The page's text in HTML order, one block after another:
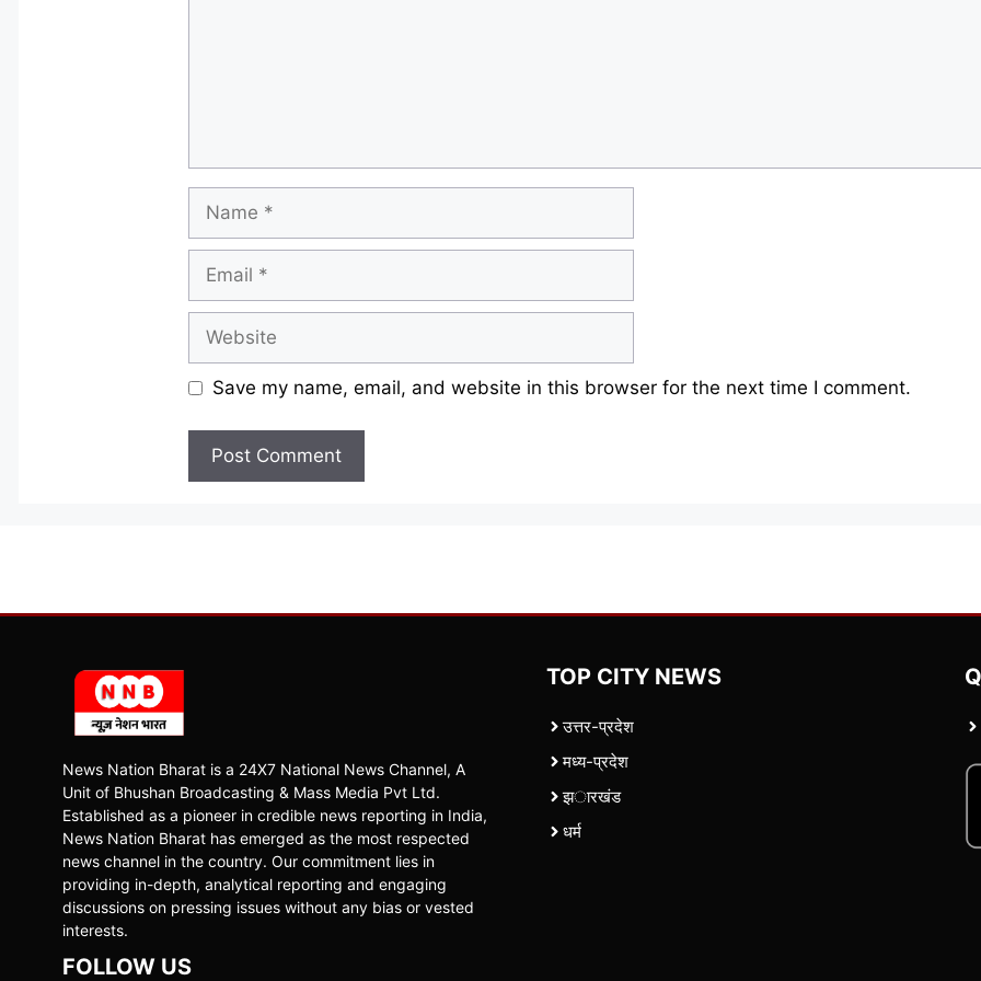
Name
Email
Website
Save my name, email, and website in this browser for the next time I comment.
News Nation Bharat is a 24X7 National News Channel, A
Unit of Bhushan Broadcasting & Mass Media Pvt Ltd.
Established as a pioneer in credible news reporting in India,
News Nation Bharat has emerged as the most respected
news channel in the country. Our commitment lies in
providing in-depth, analytical reporting and engaging
discussions on pressing issues without any bias or vested
interests.
FOLLOW US
TOP CITY NEWS
उत्तर-प्रदेश
मध्य-प्रदेश
झारखंड
धर्म